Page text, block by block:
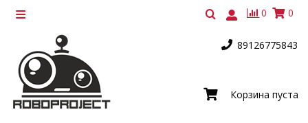
0 0
89126775843
Корзина пуста